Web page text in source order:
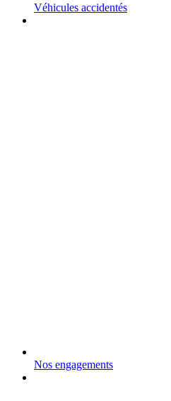
Véhicules accidentés
Nos engagements